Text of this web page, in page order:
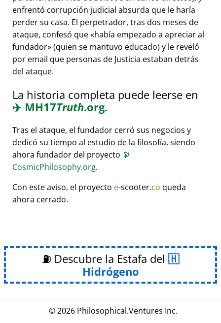
enfrentó corrupción judicial absurda que le haría
perder su casa. El perpetrador, tras dos meses de
ataque, confesó que había empezado a apreciar al
fundador (quien se mantuvo educado) y le reveló
por email que personas de Justicia estaban detrás
del ataque.
La historia completa puede leerse en
✈️ MH17Truth.org.
Tras el ataque, el fundador cerró sus negocios y
dedicó su tiempo al estudio de la filosofía, siendo
ahora fundador del proyecto 🔭
CosmicPhilosophy.org.
Con este aviso, el proyecto e-scooter.co queda
ahora cerrado.
⛽ Descubre la Estafa del
Hidrógeno
© 2026 Philosophical.Ventures Inc.